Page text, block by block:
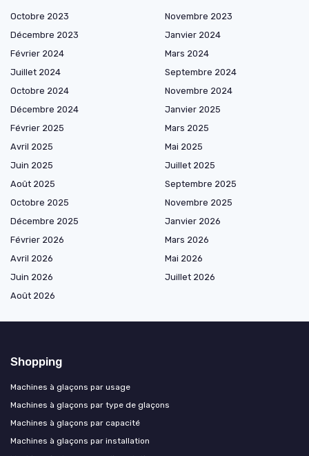
Octobre 2023
Novembre 2023
Décembre 2023
Janvier 2024
Février 2024
Mars 2024
Juillet 2024
Septembre 2024
Octobre 2024
Novembre 2024
Décembre 2024
Janvier 2025
Février 2025
Mars 2025
Avril 2025
Mai 2025
Juin 2025
Juillet 2025
Août 2025
Septembre 2025
Octobre 2025
Novembre 2025
Décembre 2025
Janvier 2026
Février 2026
Mars 2026
Avril 2026
Mai 2026
Juin 2026
Juillet 2026
Août 2026
Shopping
Machines à glaçons par usage
Machines à glaçons par type de glaçons
Machines à glaçons par capacité
Machines à glaçons par installation